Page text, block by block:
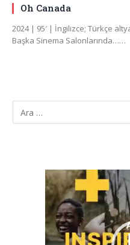
Oh Canada
2024 | 95′ | İngilizce; Türkçe
Başka Sinema Salonlarında……
Video
oynatıcı